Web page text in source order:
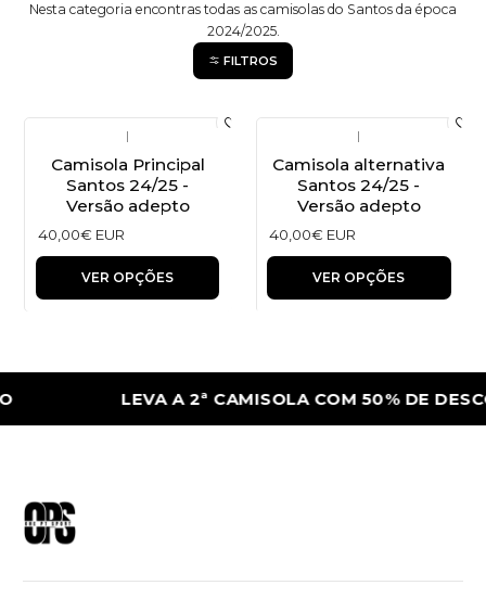
Nesta categoria encontras todas as camisolas do Santos da época
2024/2025.
FILTROS
|
Camisola Principal
Santos 24/25 -
Versão adepto
40,00€ EUR
VER OPÇÕES
|
Camisola alternativa
Santos 24/25 -
Versão adepto
40,00€ EUR
VER OPÇÕES
LEVA A 2ª CAMISOLA COM 50% DE